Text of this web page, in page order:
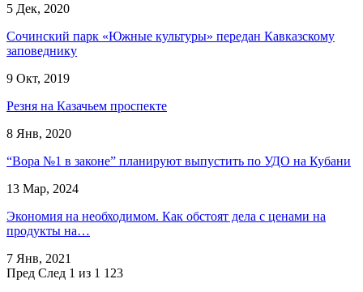
5 Дек, 2020
Сочинский парк «Южные культуры» передан Кавказскому
заповеднику
9 Окт, 2019
Резня на Казачьем проспекте
8 Янв, 2020
​“Вора №1 в законе” планируют выпустить по УДО на Кубани
13 Мар, 2024
Экономия на необходимом. Как обстоят дела с ценами на
продукты на…
7 Янв, 2021
Пред След 1 из 1 123